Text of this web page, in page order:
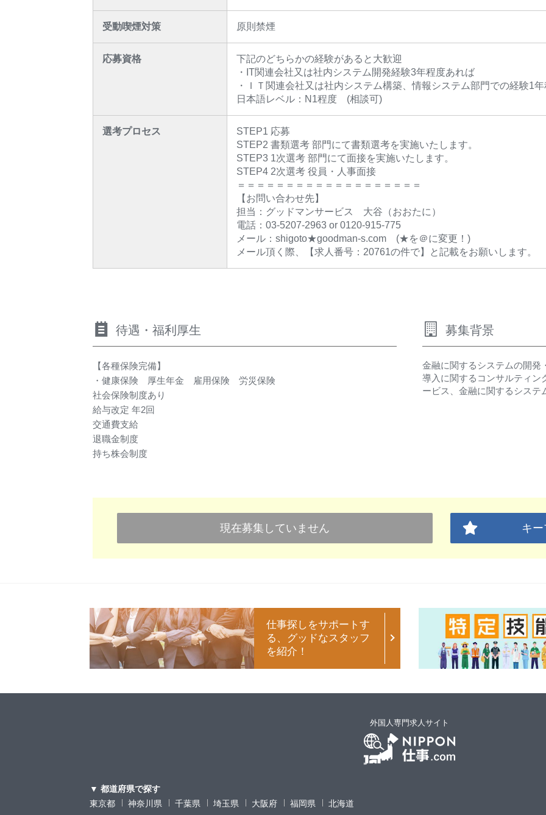
受動喫煙対策 原則禁煙
応募資格
下記のどちらかの経験があると大歓迎
・IT関連会社又は社内システム開発経験3年程度あれば
・ＩＴ関連会社又は社内システム構築、情報システム部門での経験1
日本語レベル：N1程度 (相談可)
選考プロセス
STEP1 応募
STEP2 書類選考 部門にて書類選考を実施いたします。
STEP3 1次選考 部門にて面接を実施いたします。
STEP4 2次選考 役員・人事面接
＝＝＝＝＝＝＝＝＝＝＝＝＝＝＝＝＝＝＝
【お問い合わせ先】
担当：グッドマンサービス 大谷（おおたに）
電話：03-5207-2963 or 0120-915-775
メール：shigoto★goodman-s.com (★を＠に変更！)
メール頂く際、【求人番号：20761の件で】と記載をお願いします。
待遇・福利厚生
【各種保険完備】
・健康保険 厚生年金 雇用保険 労災保険
社会保険制度あり
給与改定 年2回
交通費支給
退職金制度
持ち株会制度
募集背景
金融に関するシステムの開発
導入に関するコンサルティン
ービス、金融に関するシステ
現在募集していません キー
仕事探しをサポートす
る、グッドなスタッフ
を紹介！
外国人専門求人サイト
▼ 都道府県で探す
東京都
神奈川県 千葉県 埼玉県 大阪府 福岡県 北海道